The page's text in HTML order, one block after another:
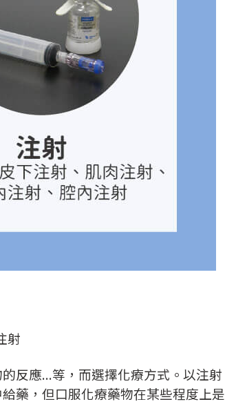
射
反應...等，而選擇化療方式。以注射
藥，但口服化療藥物在某些程度上是